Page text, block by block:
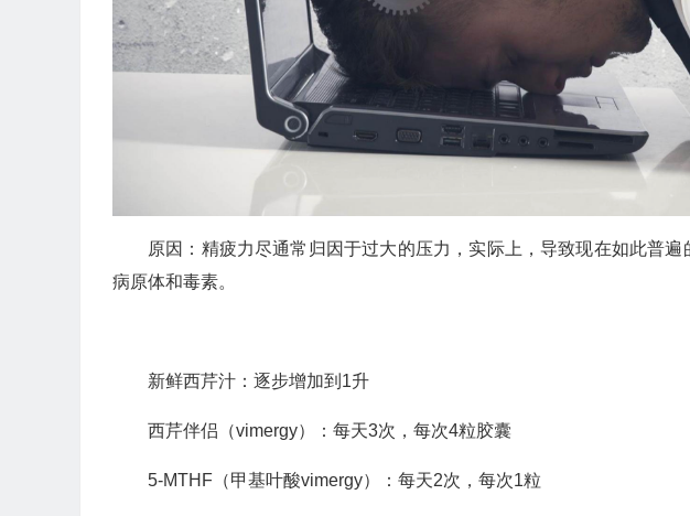
原因：精疲力尽通常归因于过大的压力，实际上，导致现在如此普
病原体和毒素。
新鲜西芹汁：逐步增加到1升
西芹伴侣（vimergy）：每天3次，每次4粒胶囊
5-MTHF（甲基叶酸vimergy）：每天2次，每次1粒